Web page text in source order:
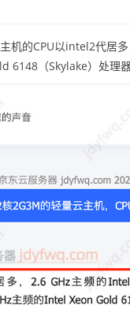
机的CPU以intel2代居
6148（Skylake）处理